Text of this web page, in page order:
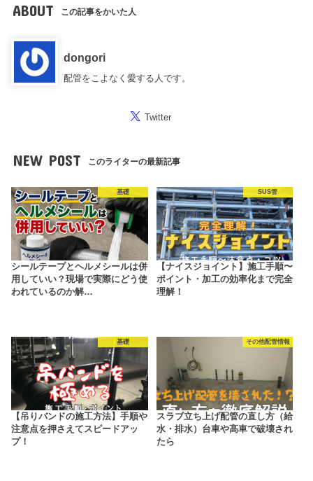
ABOUT この記事をかいた人
dongori
配管をこよなく愛する人です。
Twitter
NEW POST このライターの最新記事
基礎
シールテープとヘルメシールは併
用していい？現場で実際にどう使
われているのか解…
SUS管
【ナイスジョイント】施工手順〜
ポイント・加工の効率化まで完全
理解！
基礎
【吊りバンドの施工方法】手順や
注意点を押さえてスピードアッ
プ！
その他配管情報
スラブ立ち上げ配管の直し方（給
水・排水）台車や高車で破壊され
たら